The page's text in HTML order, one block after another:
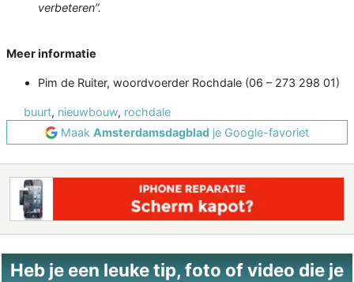
verbeteren”.
Meer informatie
Pim de Ruiter, woordvoerder Rochdale (06 – 273 298 01)
buurt, nieuwbouw, rochdale
Maak Amsterdamsdagblad je Google-favoriet
Heb je een leuke tip, foto of video die je